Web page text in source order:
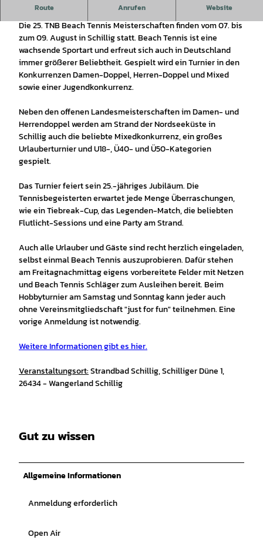
Route Anrufen Website
Spannende Matches am Strand von Schillig
Die 25. TNB Beach Tennis Meisterschaften finden vom 07. bis
zum 09. August in Schillig statt. Beach Tennis ist eine
wachsende Sportart und erfreut sich auch in Deutschland
immer größerer Beliebtheit. Gespielt wird ein Turnier in den
Konkurrenzen Damen-Doppel, Herren-Doppel und Mixed
sowie einer Jugendkonkurrenz.
Neben den offenen Landesmeisterschaften im Damen- und
Herrendoppel werden am Strand der Nordseeküste in
Schillig auch die beliebte Mixedkonkurrenz, ein großes
Urlauberturnier und U18-, Ü40- und Ü50-Kategorien
gespielt.
Das Turnier feiert sein 25.-jähriges Jubiläum. Die
Tennisbegeisterten erwartet jede Menge Überraschungen,
wie ein Tiebreak-Cup, das Legenden-Match, die beliebten
Flutlicht-Sessions und eine Party am Strand.
Auch alle Urlauber und Gäste sind recht herzlich eingeladen,
selbst einmal Beach Tennis auszuprobieren. Dafür stehen
am Freitagnachmittag eigens vorbereitete Felder mit Netzen
und Beach Tennis Schläger zum Ausleihen bereit. Beim
Hobbyturnier am Samstag und Sonntag kann jeder auch
ohne Vereinsmitgliedschaft "just for fun" teilnehmen. Eine
vorige Anmeldung ist notwendig.
Weitere Informationen gibt es hier.
Veranstaltungsort:Strandbad Schillig, Schilliger Düne 1,
26434 - Wangerland Schillig
Gut zu wissen
Allgemeine Informationen
Anmeldung erforderlich
Open Air